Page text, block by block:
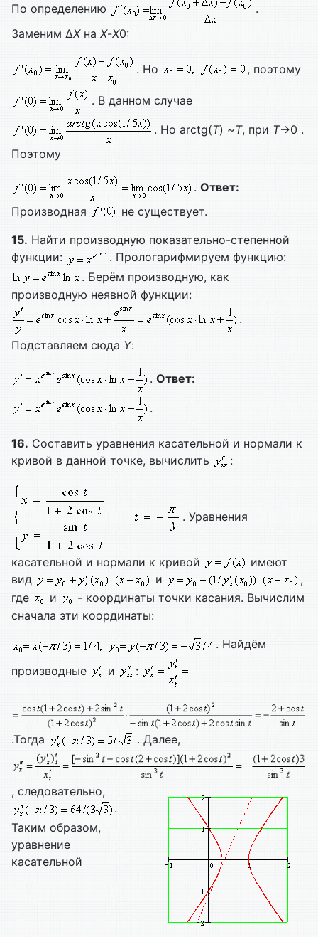
По определению
.
Заменим ΔXна X-X0:
. Но , поэтому
. В данном случае
. Но arctg(T) ~T, при T→0 .
Поэтому
. Ответ:
Производная
не существует.
15. Найти производную показательно-степенной
функции:
. Прологарифмируем функцию:
. Берём производную, как
производную неявной функции:
.
Подставляем сюда Y:
. Ответ:
.
16. Составить уравнения касательной и нормали к
кривой в данной точке, вычислить
:
. Уравнения
касательной и нормали к кривой
имеют
вид
и
,
где
и
- координаты точки касания. Вычислим
сначала эти координаты:
. Найдём
производные
и :
.Тогда . Далее,
, следовательно,
.
Таким образом,
уравнение
касательной